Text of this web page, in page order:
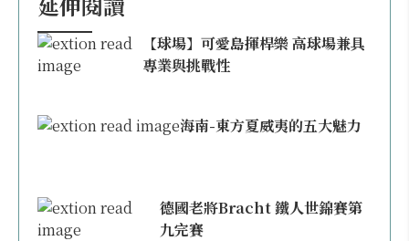
【球場】可愛島揮桿樂 高球場兼具
專業與挑戰性
海南-東方夏威夷的五大魅力
德國老將Bracht 鐵人世錦賽第
九完賽